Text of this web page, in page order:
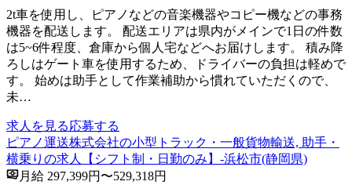
2t車を使用し、ピアノなどの音楽機器やコピー機などの事務
機器を配送します。 配送エリアは県内がメインで1日の件数
は5~6件程度、倉庫から個人宅などへお届けします。 積み降
ろしはゲート車を使用するため、ドライバーの負担は軽めで
す。 始めは助手として作業補助から慣れていただくので、
未…
求人を見る応募する
ピアノ運送株式会社の小型トラック・一般貨物輸送, 助手・
横乗りの求人【シフト制・日勤のみ】-浜松市(静岡県)
月給 297,399円〜529,318円